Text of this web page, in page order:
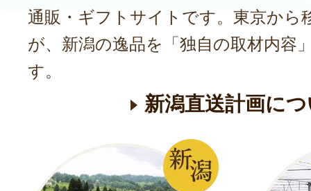
通販・ギフトサイトです。東京から
が、新潟の逸品を「独自の取材内容
す。
新潟直送計画に